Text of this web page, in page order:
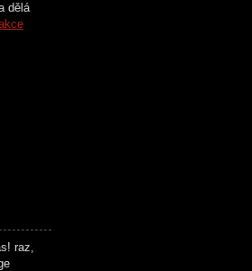
dělá
raz,